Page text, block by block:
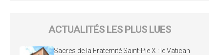
ACTUALITÉS LES PLUS LUES
Sacres de la Fraternité Saint-Pie X : le Vatican